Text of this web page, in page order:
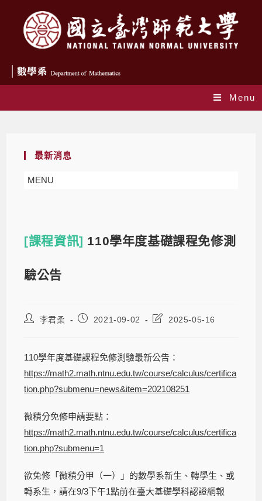
Menu
最新消息
MENU
[課程資訊] 110學年度基礎課程免修測
驗公告
李君柔 2021-09-02 2025-05-16
110學年度基礎課程免修測驗最新公告：
https://math2.math.ntnu.edu.tw/course/calculus/certifica
tion.php?submenu=news&item=202108251
微積分免修申請要點：
https://math2.math.ntnu.edu.tw/course/calculus/certifica
tion.php?submenu=1
欲免修「微積分甲（一）」的數學系新生、轉學生、或
轉系生，請在9/3下午1點前在臺大基礎學科認證網報